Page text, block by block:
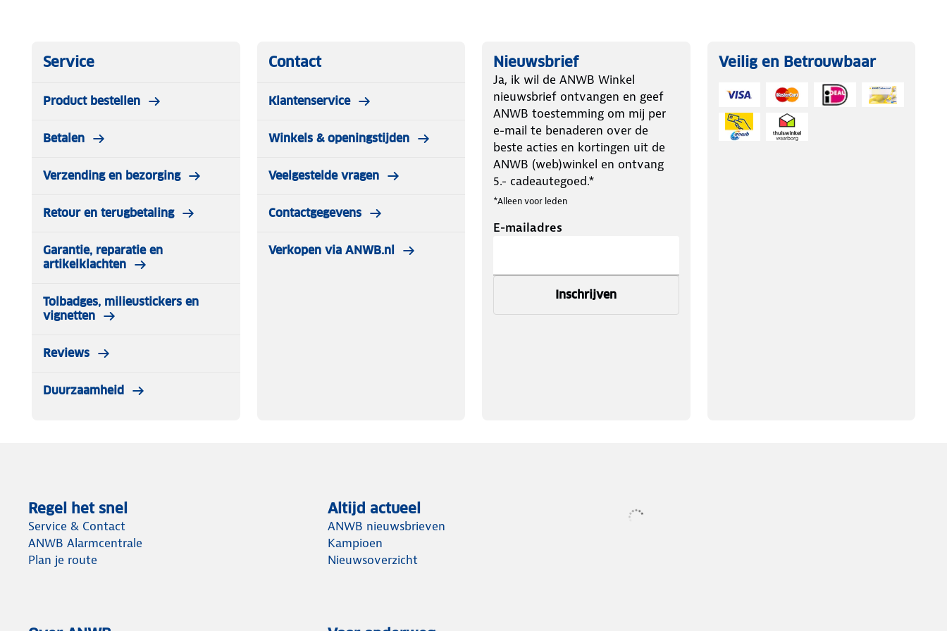
Service
Product bestellen
Betalen
Verzending en bezorging
Retour en terugbetaling
Garantie, reparatie en
artikelklachten
Tolbadges, milieustickers en
vignetten
Reviews
Duurzaamheid
Contact
Klantenservice
Winkels & openingstijden
Veelgestelde vragen
Contactgegevens
Verkopen via ANWB.nl
Nieuwsbrief
Ja, ik wil de ANWB Winkel
nieuwsbrief ontvangen en geef
ANWB toestemming om mij per
e-mail te benaderen over de
beste acties en kortingen uit de
ANWB (web)winkel en ontvang
5.- cadeautegoed.*
*Alleen voor leden
E-mailadres
Inschrijven
Veilig en Betrouwbaar
Regel het snel
Service & Contact
ANWB Alarmcentrale
Plan je route
Altijd actueel
ANWB nieuwsbrieven
Kampioen
Nieuwsoverzicht